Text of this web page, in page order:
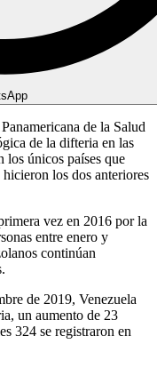
de la Salud
de la difteria en las
los únicos países que
los dos anteriores
vez en 2016 por la
entre enero y
continúan
de 2019, Venezuela
un aumento de 23
324 se registraron en